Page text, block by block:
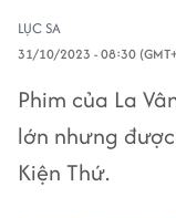
LỤC SA
31/10/2023 - 08:30
Phim của La
lớn nhưng
Kiện Thứ.